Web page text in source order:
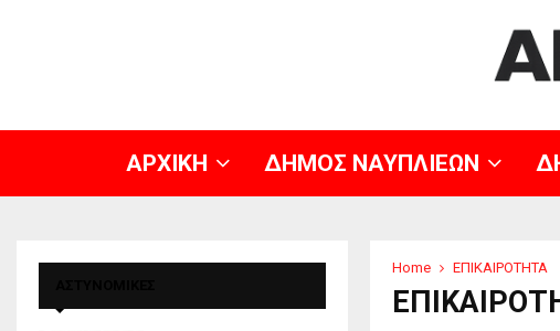
ΑΡΧΙΚΗ ΔΗΜΟΣ ΝΑΥΠΛΙΕΩΝ
Home ΕΠΙΚΑΙΡΟΤΗΤΑ